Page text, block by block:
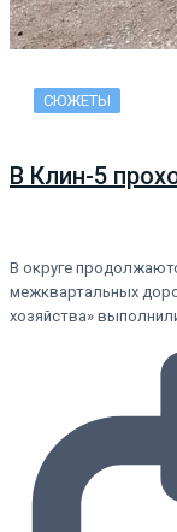
СЮЖЕТЫ
В Клин-5
В округе
межквартальных
хозяйства»